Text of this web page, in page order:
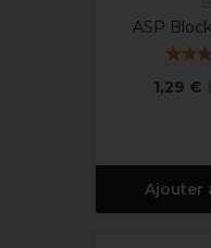
ASP
1,29 €
Ajouter